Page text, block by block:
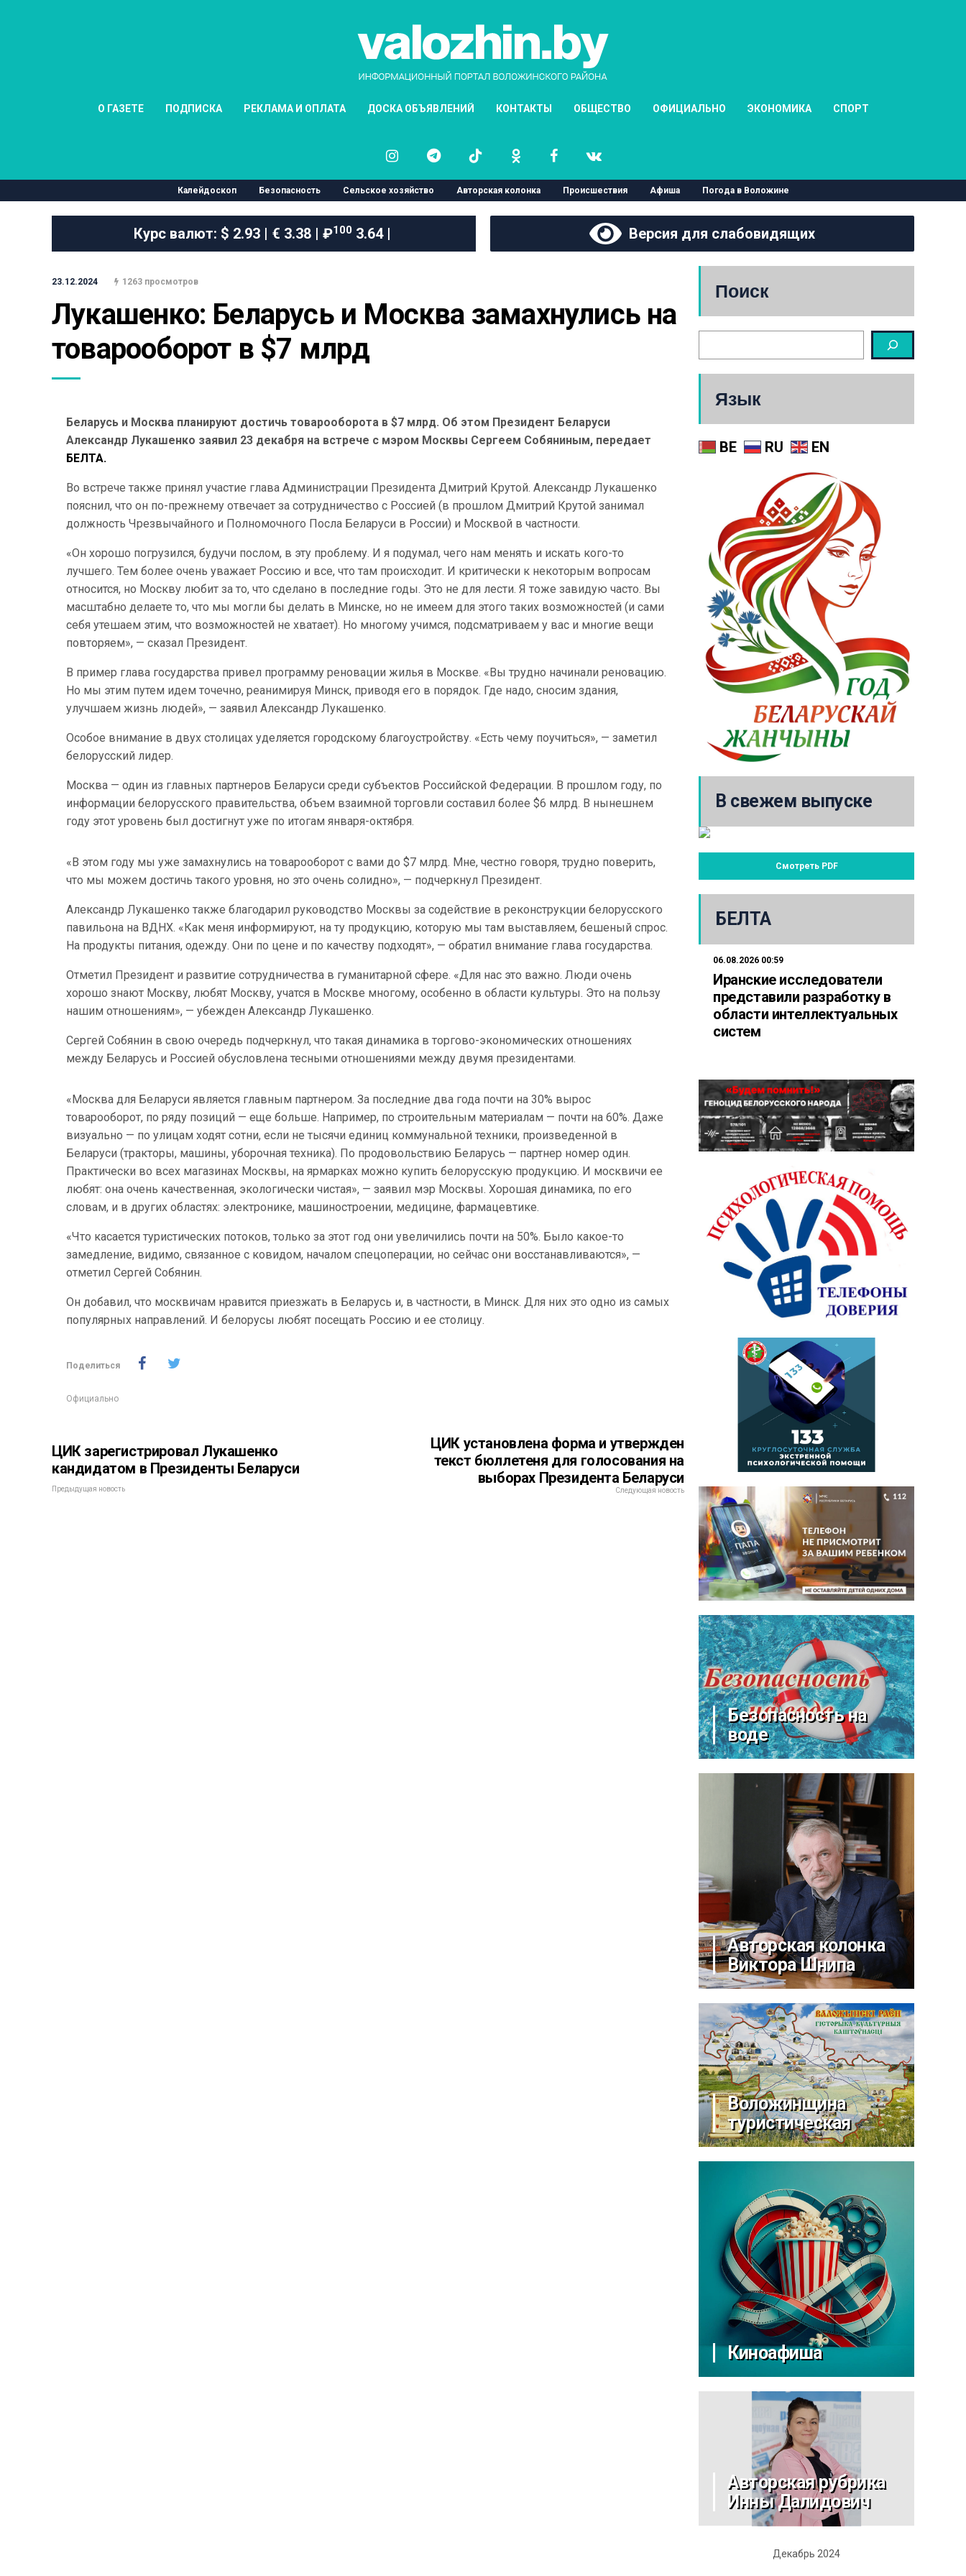
О ГАЗЕТЕ ПОДПИСКА РЕКЛАМА И ОПЛАТА ДОСКА ОБЪЯВЛЕНИЙ КОНТАКТЫ ОБЩЕСТВО ОФИЦИАЛЬНО ЭКОНОМИКА СПОРТ
Калейдоскоп Безопасность Сельское хозяйство Авторская колонка Происшествия Афиша Погода в Воложине
Курс валют: $ 2.93 | € 3.38 | ₽1003.64 | Версия для слабовидящих
23.12.2024 1263 просмотров
Лукашенко: Беларусь и Москва замахнулись на
товарооборот в $7 млрд
Беларусь и Москва планируют достичь товарооборота в $7 млрд. Об этом Президент Беларуси
Александр Лукашенко заявил 23 декабря на встрече с мэром Москвы Сергеем Собяниным, передает
БЕЛТА.
Во встрече также принял участие глава Администрации Президента Дмитрий Крутой. Александр Лукашенко
пояснил, что он по-прежнему отвечает за сотрудничество с Россией (в прошлом Дмитрий Крутой занимал
должность Чрезвычайного и Полномочного Посла Беларуси в России) и Москвой в частности.
«Он хорошо погрузился, будучи послом, в эту проблему. И я подумал, чего нам менять и искать кого-то
лучшего. Тем более очень уважает Россию и все, что там происходит. И критически к некоторым вопросам
относится, но Москву любит за то, что сделано в последние годы. Это не для лести. Я тоже завидую часто. Вы
масштабно делаете то, что мы могли бы делать в Минске, но не имеем для этого таких возможностей (и сами
себя утешаем этим, что возможностей не хватает). Но многому учимся, подсматриваем у вас и многие вещи
повторяем», — сказал Президент.
В пример глава государства привел программу реновации жилья в Москве. «Вы трудно начинали реновацию.
Но мы этим путем идем точечно, реанимируя Минск, приводя его в порядок. Где надо, сносим здания,
улучшаем жизнь людей», — заявил Александр Лукашенко.
Особое внимание в двух столицах уделяется городскому благоустройству. «Есть чему поучиться», — заметил
белорусский лидер.
Москва — один из главных партнеров Беларуси среди субъектов Российской Федерации. В прошлом году, по
информации белорусского правительства, объем взаимной торговли составил более $6 млрд. В нынешнем
году этот уровень был достигнут уже по итогам января-октября.
«В этом году мы уже замахнулись на товарооборот с вами до $7 млрд. Мне, честно говоря, трудно поверить,
что мы можем достичь такого уровня, но это очень солидно», — подчеркнул Президент.
Александр Лукашенко также благодарил руководство Москвы за содействие в реконструкции белорусского
павильона на ВДНХ. «Как меня информируют, на ту продукцию, которую мы там выставляем, бешеный спрос.
На продукты питания, одежду. Они по цене и по качеству подходят», — обратил внимание глава государства.
Отметил Президент и развитие сотрудничества в гуманитарной сфере. «Для нас это важно. Люди очень
хорошо знают Москву, любят Москву, учатся в Москве многому, особенно в области культуры. Это на пользу
нашим отношениям», — убежден Александр Лукашенко.
Сергей Собянин в свою очередь подчеркнул, что такая динамика в торгово-экономических отношениях
между Беларусь и Россией обусловлена тесными отношениями между двумя президентами.
«Москва для Беларуси является главным партнером. За последние два года почти на 30% вырос
товарооборот, по ряду позиций — еще больше. Например, по строительным материалам — почти на 60%. Даже
визуально — по улицам ходят сотни, если не тысячи единиц коммунальной техники, произведенной в
Беларуси (тракторы, машины, уборочная техника). По продовольствию Беларусь — партнер номер один.
Практически во всех магазинах Москвы, на ярмарках можно купить белорусскую продукцию. И москвичи ее
любят: она очень качественная, экологически чистая», — заявил мэр Москвы. Хорошая динамика, по его
словам, и в других областях: электронике, машиностроении, медицине, фармацевтике.
«Что касается туристических потоков, только за этот год они увеличились почти на 50%. Было какое-то
замедление, видимо, связанное с ковидом, началом спецоперации, но сейчас они восстанавливаются», —
отметил Сергей Собянин.
Он добавил, что москвичам нравится приезжать в Беларусь и, в частности, в Минск. Для них это одно из самых
популярных направлений. И белорусы любят посещать Россию и ее столицу.
Поделиться
Официально
ЦИК зарегистрировал Лукашенко
кандидатом в Президенты Беларуси
Предыдущая новость
ЦИК установлена форма и утвержден
текст бюллетеня для голосования на
выборах Президента Беларуси
Следующая новость
Поиск
Язык
BE RU EN
В свежем выпуске
Смотреть PDF
БЕЛТА
06.08.2026 00:59
Иранские исследователи
представили разработку в
области интеллектуальных
систем
Безопасность на
воде
Авторская колонка
Виктора Шнипа
Воложинщина
туристическая
Киноафиша
Авторская рубрика
Инны Далидович
Декабрь 2024